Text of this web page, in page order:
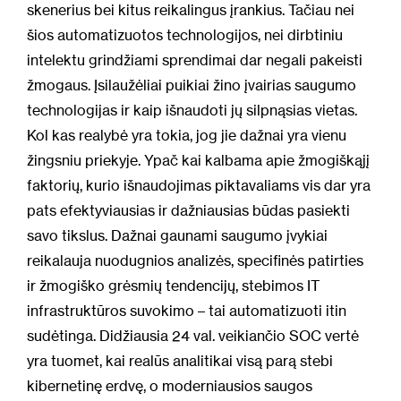
skenerius bei kitus reikalingus įrankius. Tačiau nei
šios automatizuotos technologijos, nei dirbtiniu
intelektu grindžiami sprendimai dar negali pakeisti
žmogaus. Įsilaužėliai puikiai žino įvairias saugumo
technologijas ir kaip išnaudoti jų silpnąsias vietas.
Kol kas realybė yra tokia, jog jie dažnai yra vienu
žingsniu priekyje. Ypač kai kalbama apie žmogiškąjį
faktorių, kurio išnaudojimas piktavaliams vis dar yra
pats efektyviausias ir dažniausias būdas pasiekti
savo tikslus. Dažnai gaunami saugumo įvykiai
reikalauja nuodugnios analizės, specifinės patirties
ir žmogiško grėsmių tendencijų, stebimos IT
infrastruktūros suvokimo – tai automatizuoti itin
sudėtinga. Didžiausia 24 val. veikiančio SOC vertė
yra tuomet, kai realūs analitikai visą parą stebi
kibernetinę erdvę, o moderniausios saugos